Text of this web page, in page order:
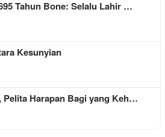
Tahun Bone: Selalu Lahir …
Kesunyian
Pelita Harapan Bagi yang Keh…